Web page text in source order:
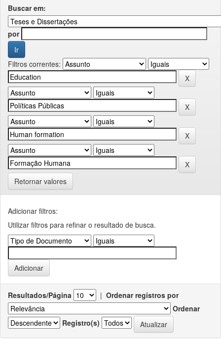
Buscar em:
por
Filtros correntes:
Retornar valores
Adicionar filtros:
Utilizar filtros para refinar o resultado de busca.
Resultados/Página | Ordenar registros por
Ordenar
Registro(s)